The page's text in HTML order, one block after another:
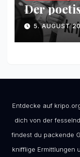
Der
5. AUGUST
Entdecke auf
dich von der
findest du packende
knifflige Ermittlungen